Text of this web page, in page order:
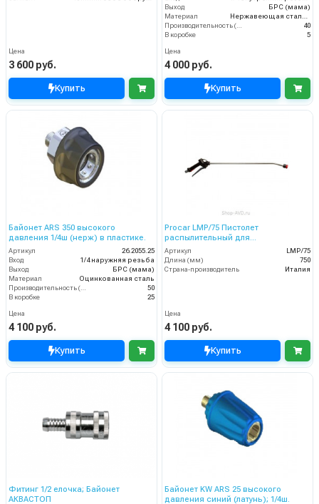
Цена
3 600 руб.
Купить
Выход
БРС (мама)
Материал
40
В коробке
5
Цена
4 000 руб.
Купить
Байонет ARS 350 высокого
давления 1/4ш (нерж) в пластике.
Артикул
26.2055.25
Вход
1/4 наружняя резьба
Выход
БРС (мама)
Материал
Оцинкованная сталь
50
В коробке
25
Цена
4 100 руб.
Купить
Procar LMP/75 Пистолет
распылительный для
пеногенератора в сборе 750 мм
Артикул
LMP/75
Длина (мм)
750
Страна-производитель
Италия
Цена
4 100 руб.
Купить
Фитинг 1/2 елочка; Байонет
АКВАСТОП
Байонет KW ARS 25 высокого
давления синий (латунь); 1/4ш.